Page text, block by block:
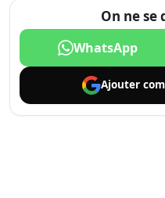
On ne se
WhatsApp
Ajouter